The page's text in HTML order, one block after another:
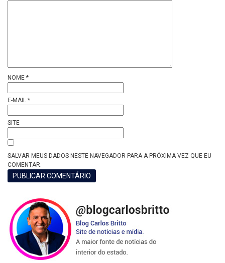
NOME *
E-MAIL *
SITE
SALVAR MEUS DADOS NESTE NAVEGADOR PARA A PRÓXIMA VEZ QUE EU
COMENTAR.